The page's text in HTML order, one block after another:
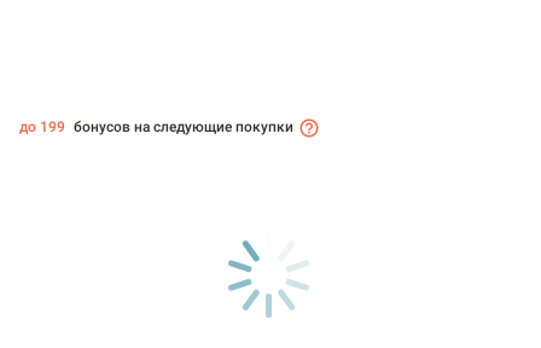
до 199 бонусов на следующие покупки